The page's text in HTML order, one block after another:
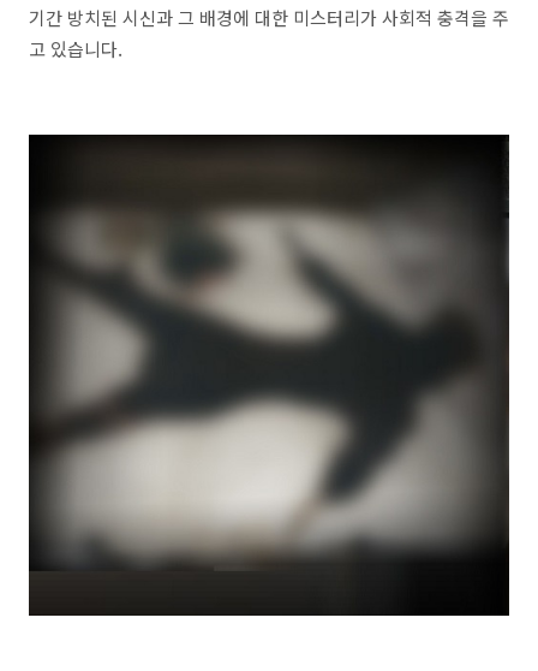
기간 방치된 시신과 그 배경에 대한 미스터리가 사회적 충격을 주
고 있습니다.